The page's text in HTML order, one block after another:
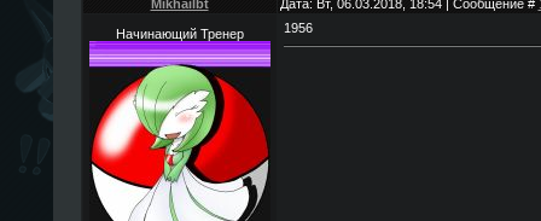
Mikhailbt Дата: Вт, 06.03.2018, 18:54 | Сообщение #
Начинающий Тренер 1956